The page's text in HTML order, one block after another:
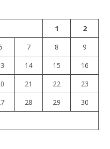
1
2
7 8
9
14 15
16
21 22
23
28 29
30